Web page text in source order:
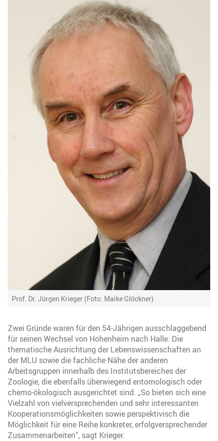
Prof. Dr. Jürgen Krieger (Foto: Maike Glöckner)
Zwei Gründe waren für den 54-Jährigen ausschlaggebend
für seinen Wechsel von Hohenheim nach Halle: Die
thematische Ausrichtung der Lebenswissenschaften an
der MLU sowie die fachliche Nähe der anderen
Arbeitsgruppen innerhalb des Institutsbereiches der
Zoologie, die ebenfalls überwiegend entomologisch oder
chemo-ökologisch ausgerichtet sind. „So bieten sich eine
Vielzahl von vielversprechenden und sehr interessanten
Kooperationsmöglichkeiten sowie perspektivisch die
Möglichkeit für eine Reihe konkreter, erfolgversprechender
Zusammenarbeiten“, sagt Krieger.